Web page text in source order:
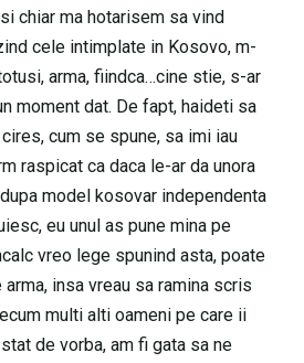
chiar ma hotarisem sa vind
cele intimplate in Kosovo, m-
arma, fiindca…cine stie, s-ar
moment dat. De fapt, haideti sa
cum se spune, sa imi iau
raspicat ca daca le-ar da unora
model kosovar independenta
eu unul as pune mina pe
vreo lege spunind asta, poate
insa vreau sa ramina scris
multi alti oameni pe care ii
de vorba, am fi gata sa ne